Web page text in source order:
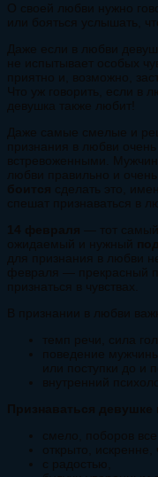
О своей любви нужно
или бояться услышать,
Даже если в любви
не испытывает особых
приятно и, возможно,
Что уж говорить, если в
девушка также любит!
Даже самые смелые и
признания в любви
встревоженными.
любви правильно и
боится
сделать это,
спешат признаваться в
14 февраля
— тот
ожидаемый и нужный
для признания в любви
февраля — прекрасный
признаться в чувствах.
В признании в любви
темп речи, сила
поведение
или поступки до и
внутренний
Признаваться девушке
смело, поборов все
открыто, искренне,
с радостью,